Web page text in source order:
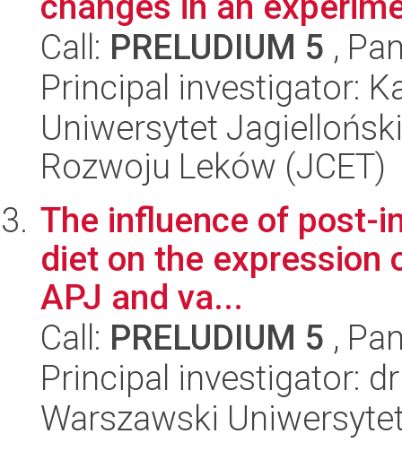
Call: PRELUDIUM 5 ,
Principal investigator:
Uniwersytet
Rozwoju Leków (JCET)
The influence of post-
diet on the expression
APJ and va...
Call: PRELUDIUM 5 ,
Principal investigator:
Warszawski